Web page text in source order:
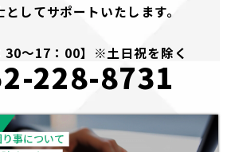
してサポートいたします。
30～17：00】※土日祝を除く
228-8731